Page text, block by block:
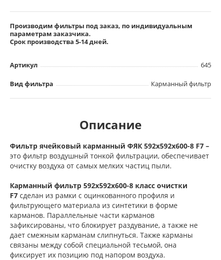
Производим фильтры под заказ, по индивидуальным
параметрам заказчика.
Срок производства 5-14 дней.
Артикул 645
Вид фильтра Карманный фильтр
Описание
Фильтр ячейковый карманный ФЯК 592х592х600-8 F7 –
это фильтр воздушный тонкой фильтрации, обеспечивает
очистку воздуха от самых мелких частиц пыли.
Карманный фильтр 592х592х600-8 класс очистки
F7 сделан из рамки с оцинкованного профиля и
фильтрующего материала из синтетики в форме
карманов. Параллельные части карманов
зафиксированы, что блокирует раздувание, а также не
дает смежным карманам слипнуться. Также карманы
связаны между собой специальной тесьмой, она
фиксирует их позицию под напором воздуха.